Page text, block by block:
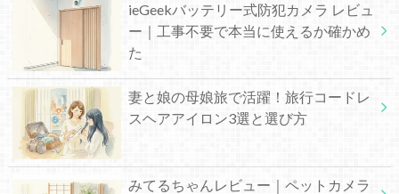
ieGeekバッテリー式防犯カメラ レビュ
ー｜工事不要で本当に使えるか確かめ
た
妻と娘の母娘旅で活躍！旅行コードレ
スヘアアイロン3選と選び方
みてるちゃんレビュー｜ペットカメラ